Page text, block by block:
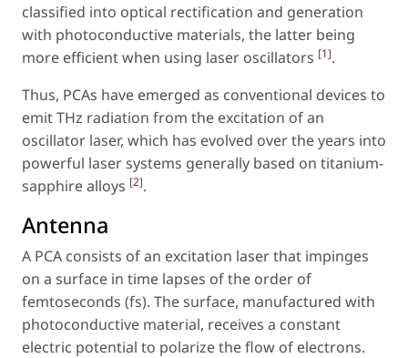
classified into optical rectification and generation
with photoconductive materials, the latter being
more efficient when using laser oscillators [1].
Thus, PCAs have emerged as conventional devices to
emit THz radiation from the excitation of an
oscillator laser, which has evolved over the years into
powerful laser systems generally based on titanium-
sapphire alloys [2].
Antenna
A PCA consists of an excitation laser that impinges
on a surface in time lapses of the order of
femtoseconds (fs). The surface, manufactured with
photoconductive material, receives a constant
electric potential to polarize the flow of electrons.